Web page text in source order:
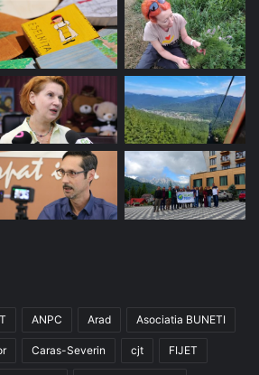
ANPC Arad Asociatia BUNETI
Caras-Severin cjt FIJET